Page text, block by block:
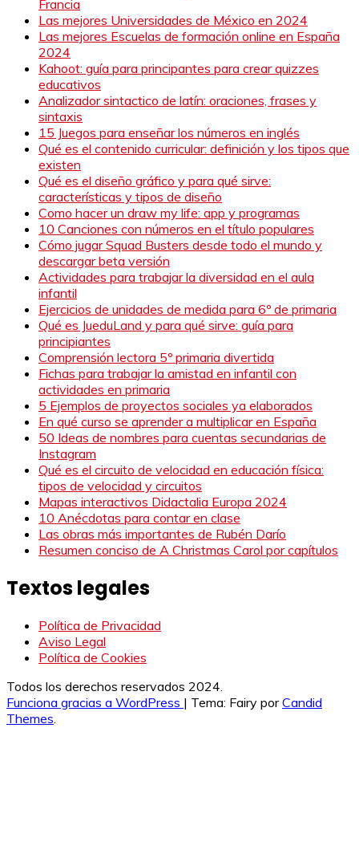
Francia
Las mejores Universidades de México en 2024
Las mejores Escuelas de formación online en España
2024
Kahoot: guía para principantes para crear quizzes
educativos
Analizador sintactico de latín: oraciones, frases y
sintaxis
15 Juegos para enseñar los números en inglés
Qué es el contenido curricular: definición y los tipos que
existen
Qué es el diseño gráfico y para qué sirve:
características y tipos de diseño
Como hacer un draw my life: app y programas
10 Canciones con números en el título populares
Cómo jugar Squad Busters desde todo el mundo y
descargar beta versión
Actividades para trabajar la diversidad en el aula
infantil
Ejercicios de unidades de medida para 6º de primaria
Qué es JueduLand y para qué sirve: guía para
principiantes
Comprensión lectora 5º primaria divertida
Fichas para trabajar la amistad en infantil con
actividades en primaria
5 Ejemplos de proyectos sociales ya elaborados
En qué curso se aprender a multiplicar en España
50 Ideas de nombres para cuentas secundarias de
Instagram
Qué es el circuito de velocidad en educación física:
tipos de velocidad y circuitos
Mapas interactivos Didactalia Europa 2024
10 Anécdotas para contar en clase
Las obras más importantes de Rubén Darío
Resumen conciso de A Christmas Carol por capítulos
Textos legales
Política de Privacidad
Aviso Legal
Política de Cookies
Todos los derechos reservados 2024.
Funciona gracias a WordPress | Tema: Fairy porCandid
Themes.